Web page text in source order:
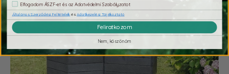
Elfogadom ÁSZF-et és az Adatvédelmi Szabályzatot
Általános Szerződési FeltételekésAdatkezelési Tájékoztató
Feliratkozom
Nem, köszönöm